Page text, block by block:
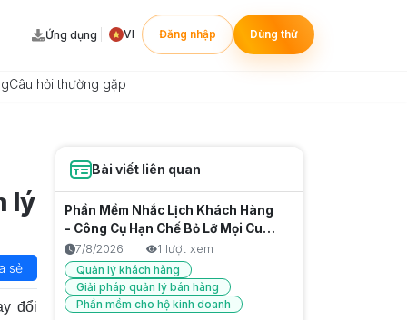
Ứng dụng VI Đăng nhập Dùng thử
Câu hỏi thường gặp
lý
sẻ
đổi
Bài viết liên quan
Phần Mềm Nhắc Lịch Khách Hàng
- Công Cụ Hạn Chế Bỏ Lỡ Mọi Cuộc
Hẹn7/8/2026
1 lượt xem
Quản lý khách hàng
Giải pháp quản lý bán hàng
Phần mềm cho hộ kinh doanh